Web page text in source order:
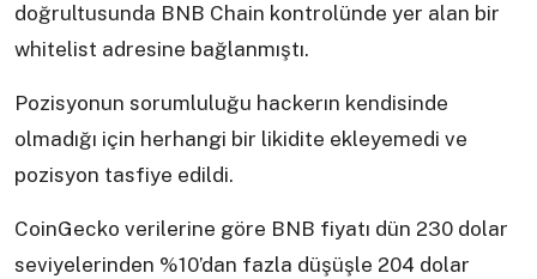
doğrultusunda BNB Chain kontrolünde yer alan bir
whitelist adresine bağlanmıştı.
Pozisyonun sorumluluğu hackerın kendisinde
olmadığı için herhangi bir likidite ekleyemedi ve
pozisyon tasfiye edildi.
CoinGecko verilerine göre BNB fiyatı dün 230 dolar
seviyelerinden %10’dan fazla düşüşle 204 dolar